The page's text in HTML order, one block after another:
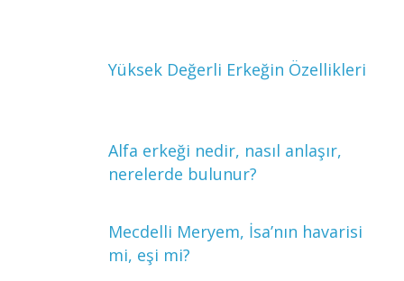
Yüksek Değerli Erkeğin Özellikleri
Alfa erkeği nedir, nasıl anlaşır,
nerelerde bulunur?
Mecdelli Meryem, İsa’nın havarisi
mi, eşi mi?